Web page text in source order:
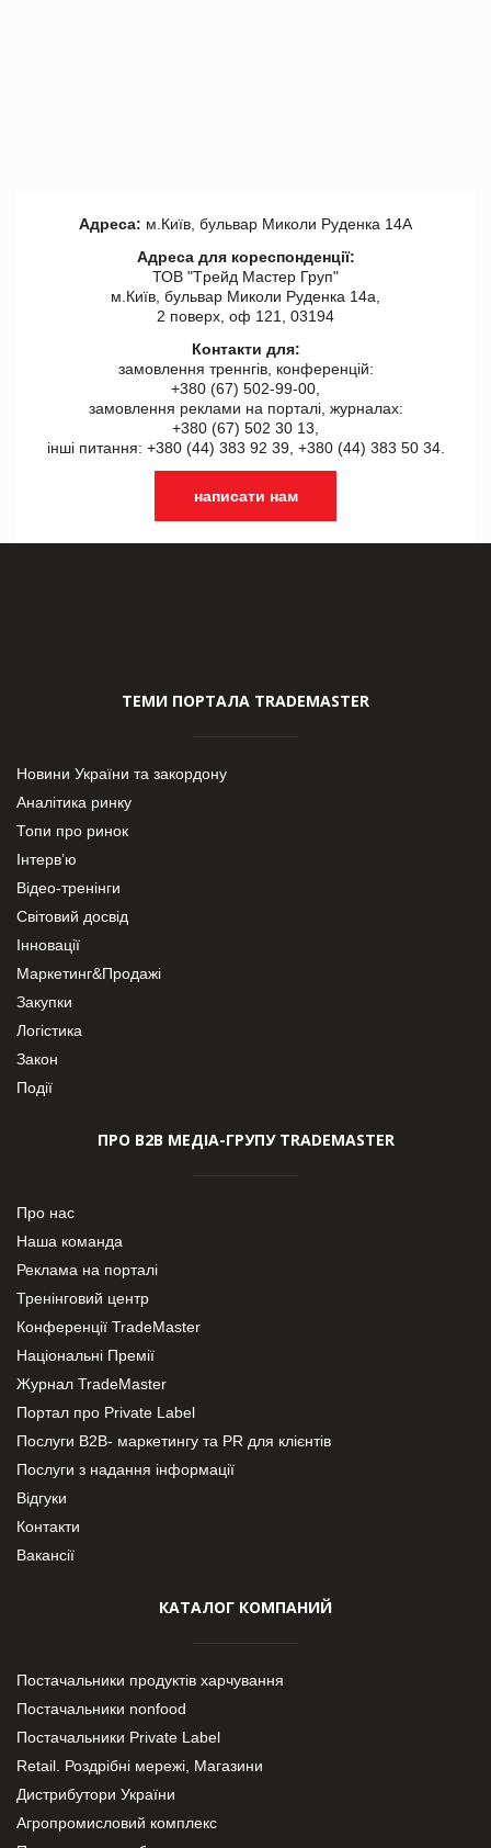
Адреса: м.Київ, бульвар Миколи Руденка 14А
Адреса для кореспонденції:
ТОВ "Tрейд Мастер Груп"
м.Київ, бульвар Миколи Руденка 14а,
2 поверх, оф 121, 03194
Контакти для:
замовлення треннгів, конференцій:
+380 (67) 502-99-00,
замовлення реклами на порталі, журналах:
+380 (67) 502 30 13,
інші питання: +380 (44) 383 92 39, +380 (44) 383 50 34.
написати нам
ТЕМИ ПОРТАЛА TRADEMASTER
Новини України та закордону
Аналітика ринку
Топи про ринок
Інтерв’ю
Відео-тренінги
Світовий досвід
Інновації
Маркетинг&Продажі
Закупки
Логістика
Закон
Події
ПРО В2В МЕДІА-ГРУПУ TRADEMASTER
Про нас
Наша команда
Реклама на порталі
Тренінговий центр
Конференції TradeMaster
Національні Премії
Журнал TradeMaster
Портал про Private Label
Послуги В2В- маркетингу та PR для клієнтів
Послуги з надання інформації
Відгуки
Контакти
Вакансії
КАТАЛОГ КОМПАНИЙ
Постачальники продуктів харчування
Постачальники nonfood
Постачальники Private Label
Retail. Роздрібні мережі, Магазини
Дистрибутори України
Агропромисловий комплекс